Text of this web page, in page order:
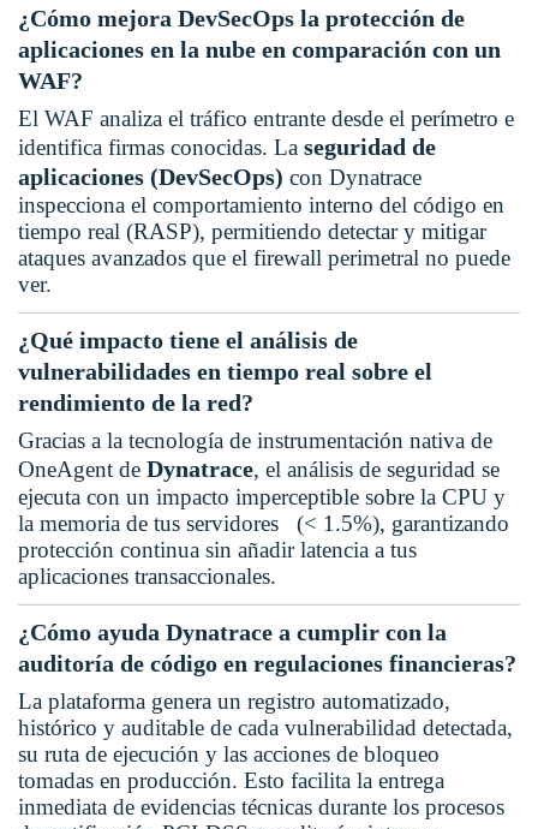
¿Cómo mejora DevSecOps la protección de
aplicaciones en la nube en comparación con un
WAF?
El WAF analiza el tráfico entrante desde el perímetro e
identifica firmas conocidas. La seguridad de
aplicaciones (DevSecOps) con Dynatrace
inspecciona el comportamiento interno del código en
tiempo real (RASP), permitiendo detectar y mitigar
ataques avanzados que el firewall perimetral no puede
ver.
¿Qué impacto tiene el análisis de
vulnerabilidades en tiempo real sobre el
rendimiento de la red?
Gracias a la tecnología de instrumentación nativa de
OneAgent de Dynatrace, el análisis de seguridad se
ejecuta con un impacto imperceptible sobre la CPU y
la memoria de tus servidores (< 1.5%), garantizando
protección continua sin añadir latencia a tus
aplicaciones transaccionales.
¿Cómo ayuda Dynatrace a cumplir con la
auditoría de código en regulaciones financieras?
La plataforma genera un registro automatizado,
histórico y auditable de cada vulnerabilidad detectada,
su ruta de ejecución y las acciones de bloqueo
tomadas en producción. Esto facilita la entrega
inmediata de evidencias técnicas durante los procesos